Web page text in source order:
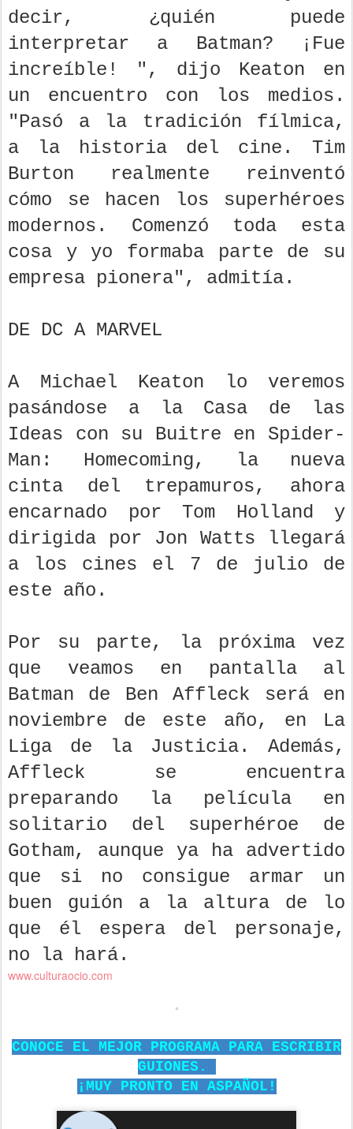
decir, ¿quién puede
interpretar a Batman? ¡Fue
increíble! ", dijo Keaton en
un encuentro con los medios.
"Pasó a la tradición fílmica,
a la historia del cine. Tim
Burton realmente reinventó
cómo se hacen los superhéroes
modernos. Comenzó toda esta
cosa y yo formaba parte de su
empresa pionera", admitía.
DE DC A MARVEL
A Michael Keaton lo veremos
pasándose a la Casa de las
Ideas con su Buitre en Spider-
Man: Homecoming, la nueva
cinta del trepamuros, ahora
encarnado por Tom Holland y
dirigida por Jon Watts llegará
a los cines el 7 de julio de
este año.
Por su parte, la próxima vez
que veamos en pantalla al
Batman de Ben Affleck será en
noviembre de este año, en La
Liga de la Justicia. Además,
Affleck se encuentra
preparando la película en
solitario del superhéroe de
Gotham, aunque ya ha advertido
que si no consigue armar un
buen guión a la altura de lo
que él espera del personaje,
no la hará.
www.culturaocio.com
CONOCE EL MEJOR PROGRAMA PARA ESCRIBIR
GUIONES.
¡MUY PRONTO EN ASPAÑOL!